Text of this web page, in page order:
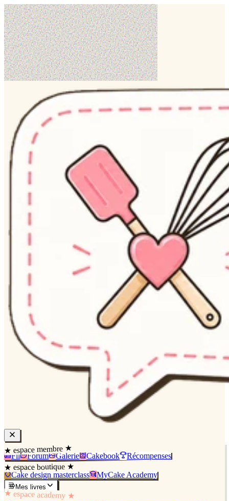
★ espace membre ★
Fil Forum Galerie Cakebook Récompenses
★ espace boutique ★
Cake design masterclass MyCake Academy
Mes livres
★ espace academy ★